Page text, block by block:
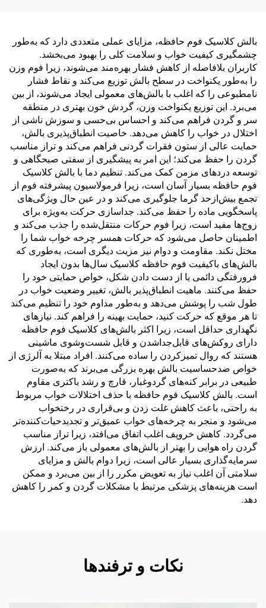
بالش کلاسیک فوم حافظه، مزایای عملی متعددی دارد که به‌طور
چشمگیری کیفیت خواب و سلامت کلی را بهبود می‌بخشد.
کاربران بلافاصله از کاهش فشار بهره‌مند می‌شوند، زیرا فوم وزن
را به‌طور یکنواخت در سطح بالش توزیع می‌کند و نقاط فشار
نامطبوعی را که اغلب با بالش‌های معمولی ایجاد می‌شوند، از بین
می‌برد. این توزیع یکنواخت وزن، گردش خون بهتری در منطقه
سر و گردن فراهم می‌کند و احساس بی‌حسی و سوزش ناشی از
اختلال در خواب را کاهش می‌دهد. خاصیت انطباق‌پذیری بالش،
حمایت عالی از ستون فقرات گردنی فراهم می‌کند و تراز مناسب
گردن را حفظ می‌کند؛ این امر به پیشگیری از سفتی صبحگاهی و
توسعه دردهای مزمن کمک می‌کند. تنظیم دما با بالش کلاسیک
فوم حافظه بسیار آسان است، زیرا فرمولاسیون پیشرفته فوم از
تجمع بیش‌ازحد گرما جلوگیری می‌کند و در عین حال ویژگی‌های
پاسخگویی ماده را حفظ می‌کند. جداسازی حرکت به‌ویژه برای
زوج‌ها مفید است، زیرا فوم حرکات منتقل‌شده را جذب می‌کند و
اطمینان حاصل می‌شود که حرکات همسر چرخه خواب شما را
مختل نکند. مقاومت و دوام نیز مزیت دیگری است، به‌طوری که
بالش‌های باکیفیت فوم حافظه کلاسیک سال‌ها بدون ایجاد
فرورفتگی دائمی یا از دست دادن شکل، خواص حمایتی خود را
حفظ می‌کنند. ماهیت انطباق‌پذیر بالش، تغییر وضعیت خواب در
طول شب را پوشش می‌دهد و به‌طور مداوم خود را تنظیم می‌کند
تا هر موقع که حرکت کنید، حمایت بهینه را فراهم کند. نیازهای
نگهداری حداقل است، زیرا اکثر بالش‌های کلاسیک فوم حافظه
دارای روکش‌های قابل‌جداشدن و قابل شست‌وشوی ماشینی
هستند که روال تمیزکردن را ساده می‌کنند. افراد مبتلا به آلرژی از
خواص ضدحساسیت بالش بهره بزرگی می‌برند که به‌صورت
طبیعی در برابر کنه‌های گردوغبار، قارچ و رشد باکتری مقاوم
است. بالش کلاسیک فوم حافظه با حذف اختلالات خواب مربوط
به راحتی، باعث کاهش غلت زدن و بی‌قراری در رختخواب
می‌شود و منجر به چرخه‌های خواب عمیق‌تر و تجدیدحیات‌کننده‌تر
می‌گردد. کاهش خروپف اغلب اتفاق می‌افتد، زیرا تراز مناسب
گردن راه هوایی را بهتر از بالش‌های معمولی باز می‌کند. ارزش
سرمایه‌گذاری بسیار عالی است، زیرا دوام بالش و مزایای
سلامتی آن اغلب نیاز به تعویض مکرر را از بین می‌برد و ممکن
است هزینه‌های پزشکی مرتبط با مشکلات گردن و کمر را کاهش
دهد.
نکات و ترفندها